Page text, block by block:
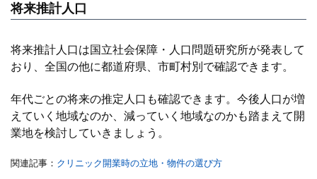
将来推計人口
将来推計人口は国立社会保障・人口問題研究所が発表して
おり、全国の他に都道府県、市町村別で確認できます。
年代ごとの将来の推定人口も確認できます。今後人口が増
えていく地域なのか、減っていく地域なのかも踏まえて開
業地を検討していきましょう。
関連記事： クリニック開業時の立地・物件の選び方